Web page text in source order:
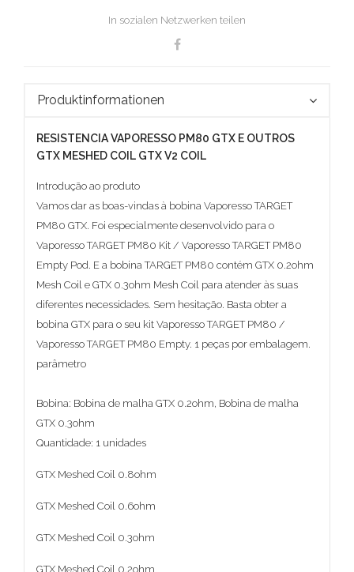
In sozialen Netzwerken teilen
Produktinformationen
RESISTENCIA VAPORESSO PM80 GTX E OUTROS
GTX MESHED COIL GTX V2 COIL
Introdução ao produto
Vamos dar as boas-vindas à bobina Vaporesso TARGET
PM80 GTX. Foi especialmente desenvolvido para o
Vaporesso TARGET PM80 Kit / Vaporesso TARGET PM80
Empty Pod. E a bobina TARGET PM80 contém GTX 0.2ohm
Mesh Coil e GTX 0.3ohm Mesh Coil para atender às suas
diferentes necessidades. Sem hesitação. Basta obter a
bobina GTX para o seu kit Vaporesso TARGET PM80 /
Vaporesso TARGET PM80 Empty. 1 peças por embalagem.
parâmetro
Bobina: Bobina de malha GTX 0.2ohm, Bobina de malha
GTX 0.3ohm
Quantidade: 1 unidades
GTX Meshed Coil 0.8ohm
GTX Meshed Coil 0.6ohm
GTX Meshed Coil 0.3ohm
GTX Meshed Coil 0.2ohm